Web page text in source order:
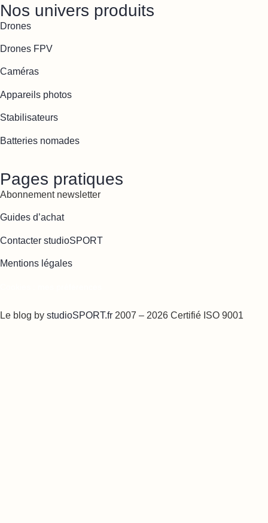
Nos univers produits
Drones
Drones FPV
Caméras
Appareils photos
Stabilisateurs
Batteries nomades
Pages pratiques
Abonnement newsletter
Guides d’achat
Contacter studioSPORT
Mentions légales
Le blog by studioSPORT.fr 2007 – 2026 Certifié ISO 9001